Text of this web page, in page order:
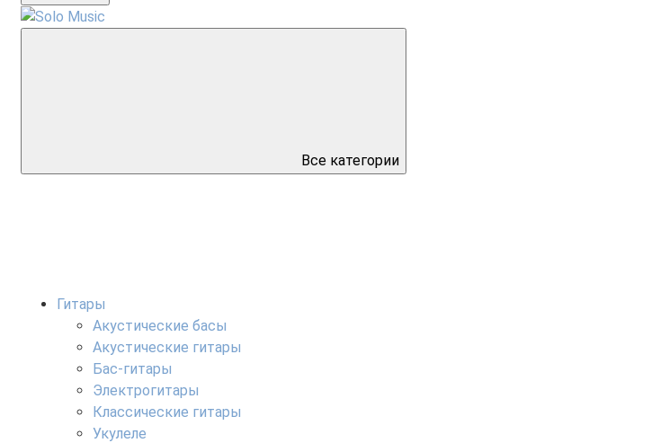
Все категории
Гитары
Акустические басы
Акустические гитары
Бас-гитары
Электрогитары
Классические гитары
Укулеле